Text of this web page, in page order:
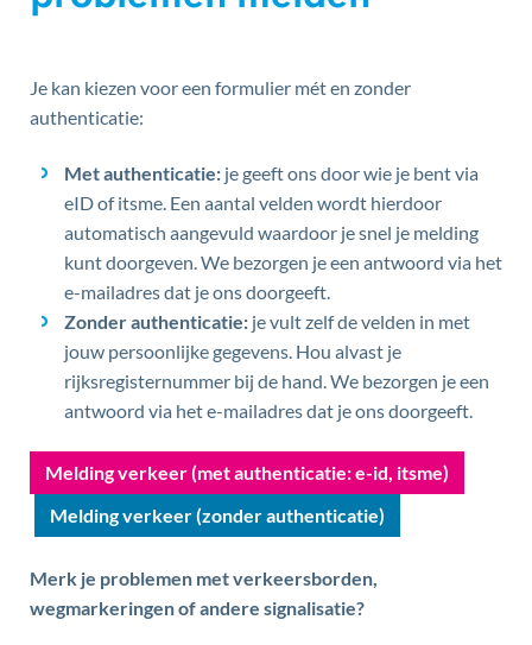
Je kan kiezen voor een formulier mét en zonder
authenticatie:
Met authenticatie: je geeft ons door wie je bent via
eID of itsme. Een aantal velden wordt hierdoor
automatisch aangevuld waardoor je snel je melding
kunt doorgeven. We bezorgen je een antwoord via het
e-mailadres dat je ons doorgeeft.
Zonder authenticatie: je vult zelf de velden in met
jouw persoonlijke gegevens. Hou alvast je
rijksregisternummer bij de hand. We bezorgen je een
antwoord via het e-mailadres dat je ons doorgeeft.
Melding verkeer (met authenticatie: e-id, itsme)
Melding verkeer (zonder authenticatie)
Merk je problemen met verkeersborden,
wegmarkeringen of andere signalisatie?